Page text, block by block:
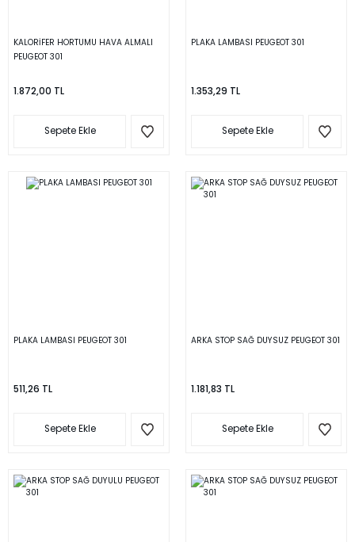
KALORİFER HORTUMU HAVA ALMALI
PEUGEOT 301
1.872,00 TL
Sepete Ekle
PLAKA LAMBASI PEUGEOT 301
1.353,29 TL
Sepete Ekle
PLAKA LAMBASI PEUGEOT 301
511,26 TL
Sepete Ekle
ARKA STOP SAĞ DUYSUZ PEUGEOT 301
1.181,83 TL
Sepete Ekle